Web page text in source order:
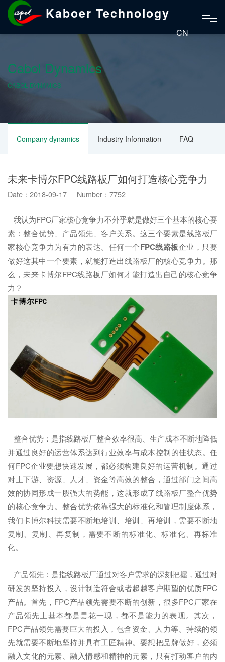
Kaboer Technology
CN
Cabol Dynamics
CABOL DYNAMICS
Company dynamics Industry Information FAQ
未来卡博尔FPC线路板厂如何打造核心竞争力
Date：2018-09-17 Number：7752
我认为FPC厂家核心竞争力不外乎就是做好三个基本的核心要
素：整合优势、产品领先、客户关系。这三个要素是线路板厂
家核心竞争力为有力的表达。任何一个FPC线路板企业，只要
做好这其中一个要素，就能打造出线路板厂的核心竞争力。那
么，未来卡博尔FPC线路板厂如何才能打造出自己的核心竞争
力？
整合优势：是指线路板厂整合效率很高、生产成本不断地降低
并通过良好的运营体系达到行业效率与成本控制的佳状态。任
何FPC企业要想快速发展，都必须构建良好的运营机制。通过
对上下游、资源、人才、资金等高效的整合，通过部门之间高
效的协同形成一股强大的势能，这就形成了线路板厂整合优势
的核心竞争力。整合优势依靠强大的标准化和管理制度体系，
我们卡博尔科技需要不断地培训、培训、再培训，需要不断地
复制、复制、再复制，需要不断的标准化、标准化、再标准
化。
产品领先：是指线路板厂通过对客户需求的深刻把握，通过对
研发的坚持投入，设计制造符合或者超越客户期望的优质FPC
产品。首先，FPC产品领先需要不断的创新，很多FPC厂家在
产品领先上基本都是昙花一现，都不是能力的表现。其次，
FPC产品领先需要巨大的投入，包含资金、人力等。持续的领
先就需要不断地坚持并具有工匠精神。要想把品牌做好，必须
融入文化的元素、融入情感和精神的元素，只有打动客户的内